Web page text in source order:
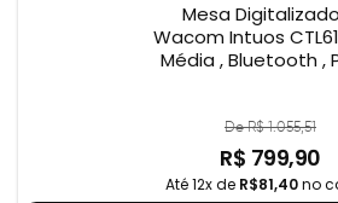
Mesa
Wacom Intuos
Média , Bluetooth ,
De R$ 1.055,51
R$ 799,90
Até 12x de R$81,40no